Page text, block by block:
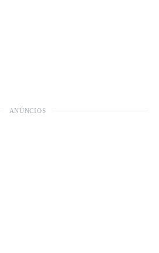
ANÚNCIOS